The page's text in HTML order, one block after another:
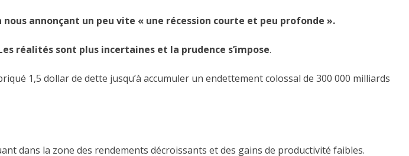
annonçant un peu vite « une récession courte et peu profonde ».
réalités sont plus incertaines et la prudence s’impose.
1,5 dollar de dette jusqu’à accumuler un endettement colossal de 300 000 milliards
dans la zone des rendements décroissants et des gains de productivité faibles.